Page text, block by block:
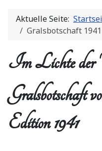
Aktuelle Seite:
Gralsbotschaft
Im Lichte der
Gralsbotschaft
Edition 1941